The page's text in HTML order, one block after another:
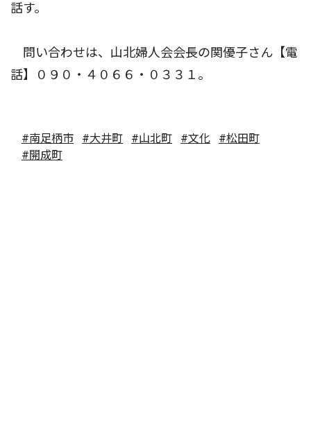
話す。
問い合わせは、山北婦人会会長の関優子さん【電
話】０９０・４０６６・０３３１。
#南足柄市 #大井町 #山北町 #文化
#松田町
#開成町